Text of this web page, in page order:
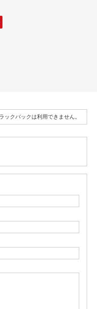
ックバックは利用できません。